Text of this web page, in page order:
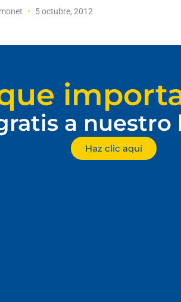
5 octubre, 2012
a
Haz clic aquí